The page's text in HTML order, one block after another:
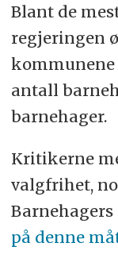
Blant de
regjeringen
antall
barnehager.
Kritikerne
valgfrihet,
på denne